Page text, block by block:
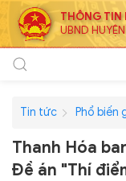
THÔNG TIN
UBND
Tin tức Phổ biến
Thanh Hóa
Đề án "Thí